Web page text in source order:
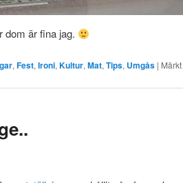
dom är fina jag.
, Fest, Ironi, Kultur, Mat, Tips, Umgås | Märkt